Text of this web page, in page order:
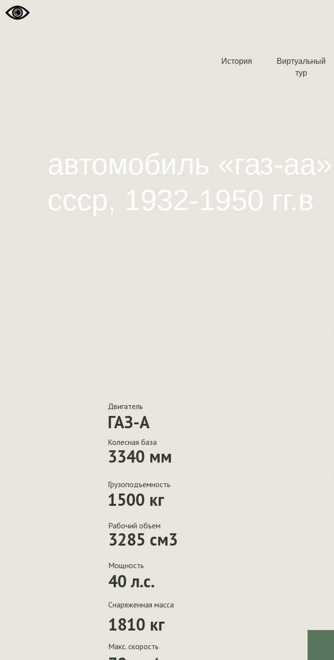
История
Виртуальный
тур
автомобиль «газ-аа»
ссср, 1932-1950 гг.в
Макс. скорость
Снаряженная масса
1810 кг
Мощность
40 л.с.
Рабочий объем
3285 см3
Двигатель
ГАЗ-А
Колесная база
3340 мм
Грузоподъемность
1500 кг